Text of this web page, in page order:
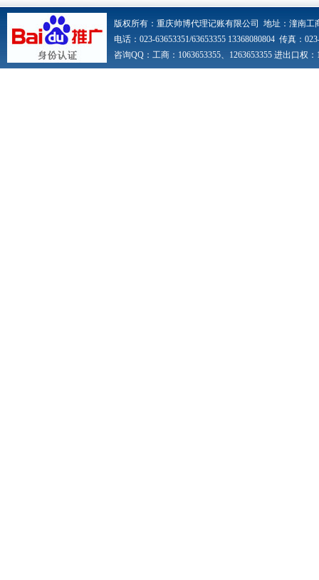
版权所有：重庆帅博代理记账有限公司 地址：潼南
电话：023-63653351/63653355 13368080804 传真：
咨询QQ：工商：1063653355、1263653355 进出口权